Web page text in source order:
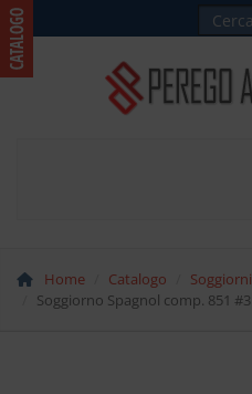
Home Catalogo Soggiorni
Soggiorno Spagnol comp. 851 #3